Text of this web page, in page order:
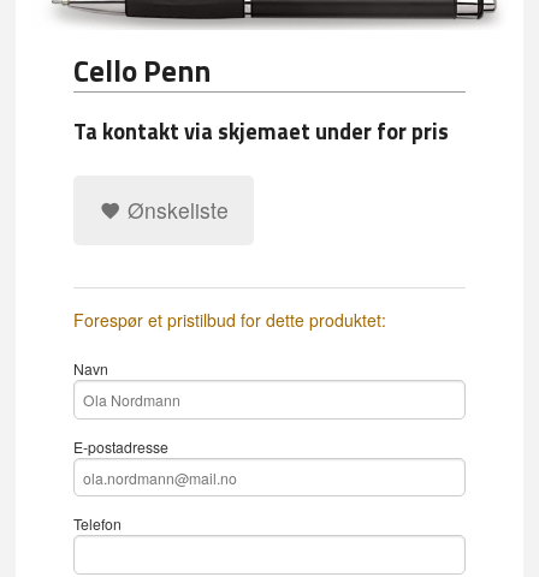
Cello Penn
Ta kontakt via skjemaet under for pris
Ønskeliste
Forespør et pristilbud for dette produktet:
Navn
E-postadresse
Telefon